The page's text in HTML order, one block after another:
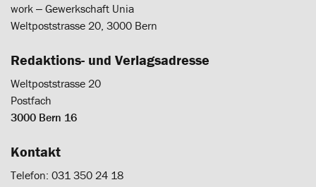
work ‒ Gewerkschaft Unia
Weltpoststrasse 20, 3000 Bern
Redaktions- und Verlagsadresse
Weltpoststrasse 20
Postfach
3000 Bern 16
Kontakt
Telefon: 031 350 24 18